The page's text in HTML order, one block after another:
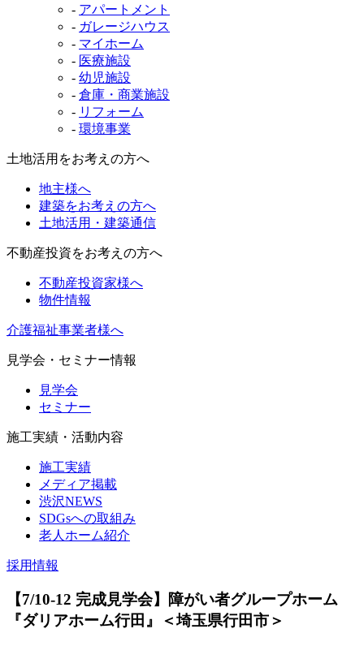
- アパートメント
- ガレージハウス
- マイホーム
- 医療施設
- 幼児施設
- 倉庫・商業施設
- リフォーム
- 環境事業
土地活用をお考えの方へ
地主様へ
建築をお考えの方へ
土地活用・建築通信
不動産投資をお考えの方へ
不動産投資家様へ
物件情報
介護福祉事業者様へ
見学会・セミナー情報
見学会
セミナー
施工実績・活動内容
施工実績
メディア掲載
渋沢NEWS
SDGsへの取組み
老人ホーム紹介
採用情報
【7/10-12 完成見学会】障がい者グループホーム
『ダリアホーム行田』＜埼玉県行田市＞